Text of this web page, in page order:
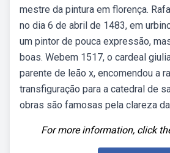
mestre da pintura em florença.
no dia 6 de abril de 1483, em
um pintor de pouca expressão,
boas. Webem 1517, o cardeal
parente de leão x, encomendou a
transfiguração para a catedral de
obras são famosas pela clareza
For more information, click